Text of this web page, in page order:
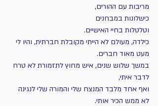
מריבות עם ההורים,
כישלונות במבחנים
וטלטלות בחיי האישיים.
כילדה, מעולם לא הייתי מקובלת חברתית, והיו לי
מעט מאוד חברים.
במשך שלוש שנים, איש מחוץ לתזמורת לא טרח
לדבר איתי,
ואף אחד מלבד המנצח שלי והמורה שלי לנגינה
לא ממש הכיר אותי.